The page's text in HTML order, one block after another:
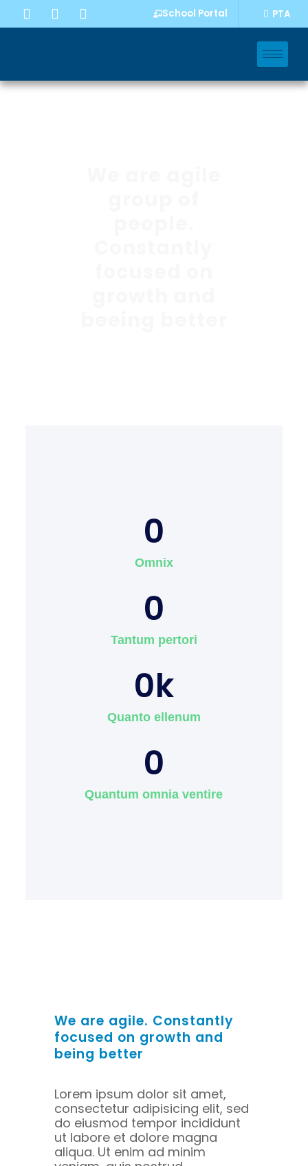
School Portal PTA
Omnix
0
Tantum pertori
0
Quanto ellenum
0k
Quantum omnia ventire
0
We are agile. Constantly
focused on growth and
being better
Lorem ipsum dolor sit amet,
consectetur adipisicing elit, sed
do eiusmod tempor incididunt
ut labore et dolore magna
aliqua. Ut enim ad minim